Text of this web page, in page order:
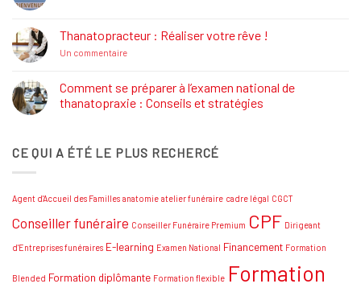
Job
Dating
Salon
SUD
Thanatopracteur : Réaliser votre rêve !
Un commentairesur
Réaliser
votre
rêve
Comment se préparer à l’examen national de
thanatopraxie : Conseils et stratégies
Comment
se
national
thanatopraxie
Conseils
CE QUI A ÉTÉ LE PLUS RECHERCÉ
Agent d'Accueil des Familles anatomie atelier funéraire cadre légal CGCT
Conseiller funéraire Conseiller Funéraire Premium CPF Dirigeant
d'Entreprises funéraires E-learning Examen National Financement Formation
Blended Formation diplômante Formation flexible Formation